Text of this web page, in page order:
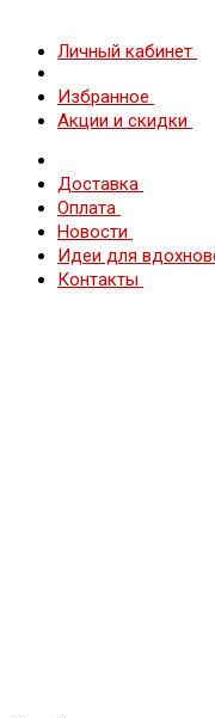
Личный кабинет
Избранное
Акции и скидки
Доставка
Оплата
Новости
Идеи для
Контакты